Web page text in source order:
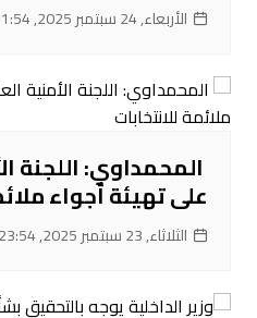
الأربعاء, 24 سبتمبر 2025, 11:54
المحمداوي: اللجنة
على تهيئة أجواء
الثلاثاء, 23 سبتمبر 2025, 23:54